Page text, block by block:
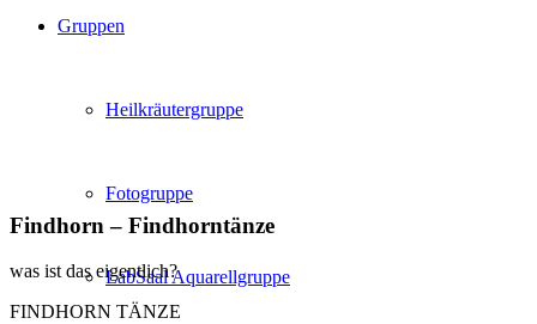
Gruppen
Heilkräutergruppe
Fotogruppe
LabSaal Aquarellgruppe
Findhorn – Findhorntänze
was ist das eigentlich?
FINDHORN TÄNZE